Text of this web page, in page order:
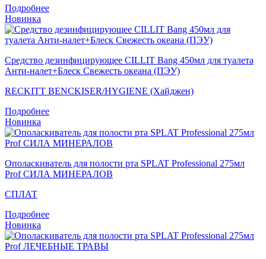
Подробнее
Новинка
Средство дезинфицирующее CILLIT Bang 450мл для туалета
Анти-налет+Блеск Свежесть океана (ПЭУ)
RECKITT BENCKISER/HYGIENE (Хайджен)
Подробнее
Новинка
Ополаскиватель для полости рта SPLAT Professional 275мл
Prof СИЛА МИНЕРАЛОВ
СПЛАТ
Подробнее
Новинка